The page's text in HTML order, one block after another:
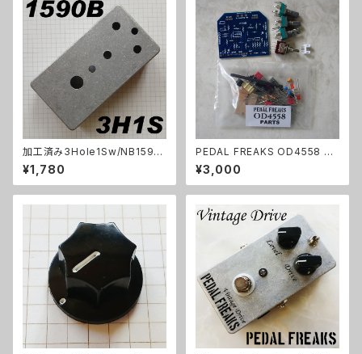
加工済み3Hole1Sw/NB1590
B（112x61x32mm）アルミダイ
キャストケース
¥1,780
PEDAL FREAKS OD4558 パ
ーツセット
¥3,000